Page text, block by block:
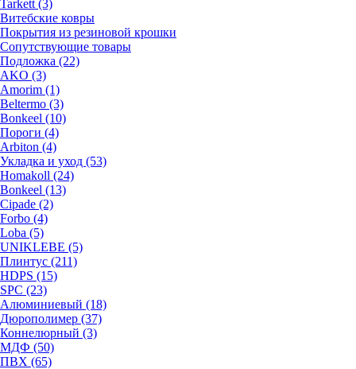
Tarkett (3)
Витебские ковры
Покрытия из резиновой крошки
Сопутствующие товары
Подложка (22)
AKO (3)
Amorim (1)
Beltermo (3)
Bonkeel (10)
Пороги (4)
Arbiton (4)
Укладка и уход (53)
Homakoll (24)
Bonkeel (13)
Cipade (2)
Forbo (4)
Loba (5)
UNIKLEBE (5)
Плинтус (211)
HDPS (15)
SPC (23)
Алюминиевый (18)
Дюрополимер (37)
Коннелюрный (3)
МДФ (50)
ПВХ (65)